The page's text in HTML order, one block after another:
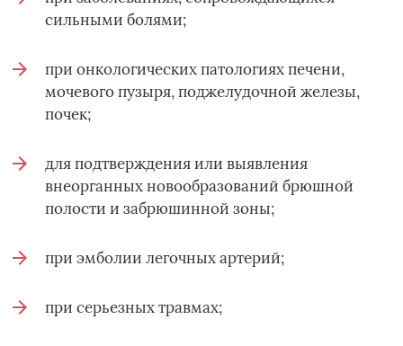
сильными болями;
при онкологических патологиях печени,
мочевого пузыря, поджелудочной железы,
почек;
для подтверждения или выявления
внеорганных новообразований брюшной
полости и забрюшинной зоны;
при эмболии легочных артерий;
при серьезных травмах;